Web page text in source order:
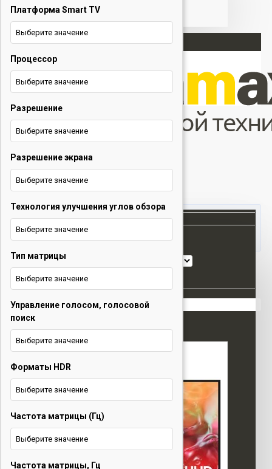
Вход
Регистрация
+375 29 377 88 33
+375 33 673 17 31 (МТС)
Menu
Варочные панели
Домашние кинотеатры
Кухонные плиты
Оргтехника
Посудомоечные машины
Стиральные машины
Холодильники
Товаров 0 (0 руб.)
Ваша корзина пуста!
Телевизоры
Платформа Smart TV
Выберите значение
Процессор
Выберите значение
Разрешение
Выберите значение
Разрешение экрана
Выберите значение
Технология улучшения углов обзора
Выберите значение
Тип матрицы
Выберите значение
Управление голосом, голосовой
поиск
Выберите значение
Форматы HDR
Выберите значение
Частота матрицы (Гц)
Выберите значение
Частота матрицы, Гц
Сортировка:
Показать: